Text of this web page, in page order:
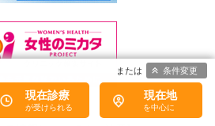
現在診療 現在地
条件変更